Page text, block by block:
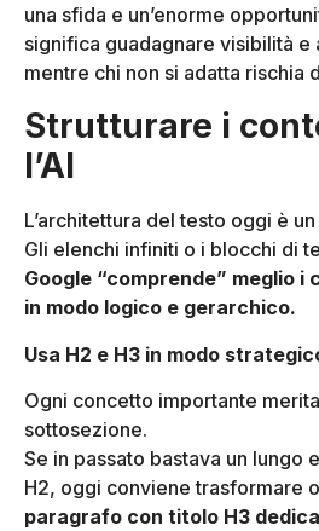
una sfida e un’enorme
significa guadagnare visibilità e
mentre chi non si adatta rischia
Strutturare i
l’AI
L’architettura del testo oggi è
Gli elenchi infiniti o i blocchi di
Google “comprende” meglio
in modo logico e gerarchico.
Usa H2 e H3 in modo
Ogni concetto importante
sottosezione.
Se in passato bastava un lungo
H2, oggi conviene trasformare
paragrafo con titolo H3